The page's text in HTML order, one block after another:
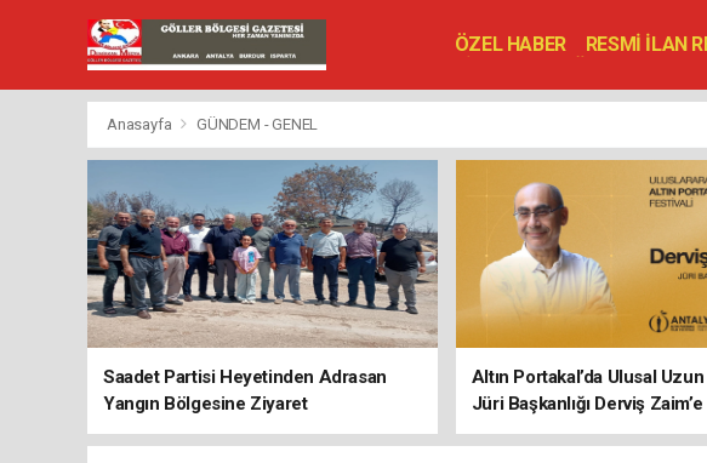
ÖZEL HABER RESMİ İLAN
VEFAT EDENLER
Anasayfa GÜNDEM - GENEL
Saadet Partisi Heyetinden Adrasan
Yangın Bölgesine Ziyaret
Altın Portakal’da Ulusal
Jüri Başkanlığı Derviş